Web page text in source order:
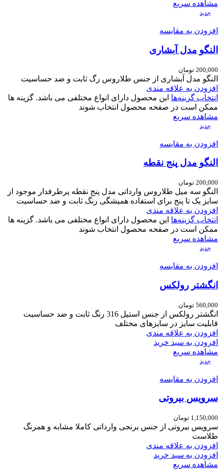
مشاهده سریع
جدید
افزودن به مقایسه
النگو مدل آبشاری
200,000 تومان
النگو مدل آبشاری از جنس طلاروس رگ ثابت و ضد حساسیت
افزودن به علاقه مندی
انتخاب گزینه‌ها این محصول دارای انواع مختلفی می باشد. گزینه ها
ممکن است در صفحه محصول انتخاب شوند
مشاهده سریع
جدید
افزودن به مقایسه
النگو مدل پنج نقطه
200,000 تومان
النگو سه میل طلاروس وارداتی مدل پنج نقطه پرطرفدار موجود از
سایز یک تا پنج برای استفاده همیشگی رنگ ثابت و ضد حساسیت
افزودن به علاقه مندی
انتخاب گزینه‌ها این محصول دارای انواع مختلفی می باشد. گزینه ها
ممکن است در صفحه محصول انتخاب شوند
مشاهده سریع
جدید
افزودن به مقایسه
انگشتر رولکس
560,000 تومان
انگشتر رولکس از جنس استیل 316 رنگ ثابت و ضد حساسیت
قابلیت سایز در سایزهای مختلف
افزودن به علاقه مندی
افزودن به سبد خرید
مشاهده سریع
جدید
افزودن به مقایسه
سرویس بیروتی
1,150,000 تومان
سرویس بیروتی از جنس برنجی وارداتی کاملا مشابه و همرنگ
طلاست
افزودن به علاقه مندی
افزودن به سبد خرید
مشاهده سریع